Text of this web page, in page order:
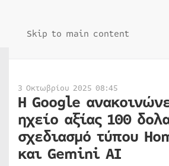
Skip to main content
3 Οκτωβρίου 2025 08:45
Η Google
ηχείο αξίας 100
σχεδιασμό τύπου
και Gemini AI